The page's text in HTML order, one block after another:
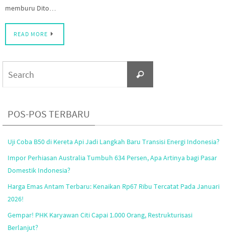
memburu Dito…
READ MORE
Search
POS-POS TERBARU
Uji Coba B50 di Kereta Api Jadi Langkah Baru Transisi Energi Indonesia?
Impor Perhiasan Australia Tumbuh 634 Persen, Apa Artinya bagi Pasar
Domestik Indonesia?
Harga Emas Antam Terbaru: Kenaikan Rp67 Ribu Tercatat Pada Januari
2026!
Gempar! PHK Karyawan Citi Capai 1.000 Orang, Restrukturisasi
Berlanjut?